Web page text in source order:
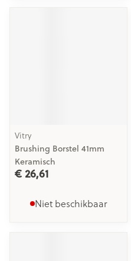
Vitry
Brushing Borstel 41mm
Keramisch
€ 26,61
Niet beschikbaar